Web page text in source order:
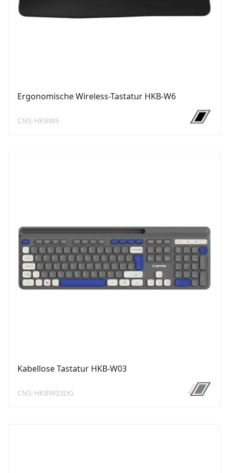
Ergonomische Wireless-Tastatur HKB-W6
CNS-HKBW6
Kabellose Tastatur HKB-W03
CNS-HKBW03DG